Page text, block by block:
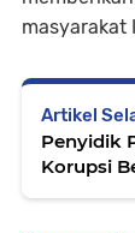
masyarakat
Artikel
Penyidik
Korupsi